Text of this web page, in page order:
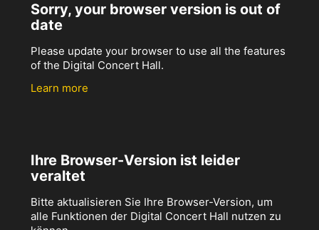
Sorry, your browser version is out of
date
Please update your browser to use all the features
of the Digital Concert Hall.
Learn more
Ihre Browser-Version ist leider
veraltet
Bitte aktualisieren Sie Ihre Browser-Version, um
alle Funktionen der Digital Concert Hall nutzen zu